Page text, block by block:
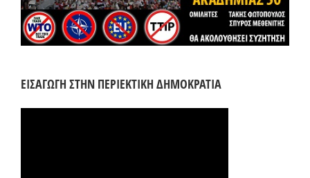
ΕΙΣΑΓΩΓΗ ΣΤΗΝ ΠΕΡΙΕΚΤΙΚΗ ΔΗΜΟΚΡΑΤΙΑ